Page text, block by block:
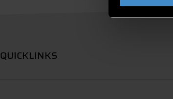
QUICKLINKS